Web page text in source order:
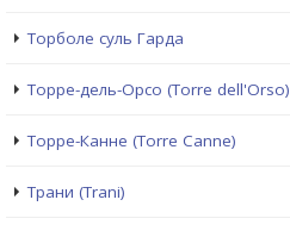
Торболе суль Гарда
Торре-дель-Орсо (Torre dell'Orso)
Торре-Канне (Torre Canne)
Трани (Trani)